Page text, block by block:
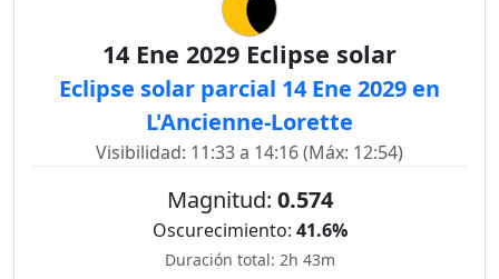
14 Ene 2029 Eclipse solar
Eclipse solar parcial 14 Ene 2029 en
L'Ancienne-Lorette
Visibilidad: 11:33 a 14:16 (Máx: 12:54)
Magnitud: 0.574
Oscurecimiento: 41.6%
Duración total: 2h 43m